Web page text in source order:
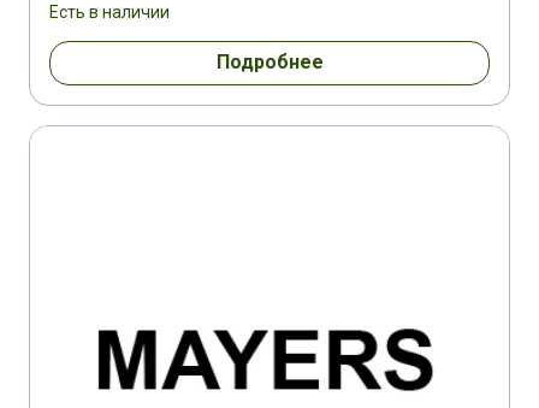
Есть в наличии
Подробнее